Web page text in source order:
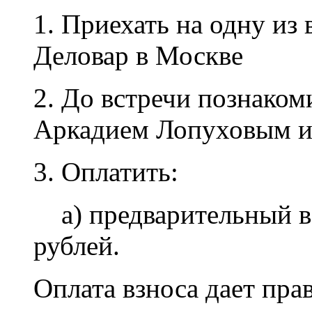
1. Приехать на одну из
Деловар в Москве
2. До встречи
Аркадием Лопуховым
3. Оплатить:
а) предварительный
рублей.
Оплата взноса дает